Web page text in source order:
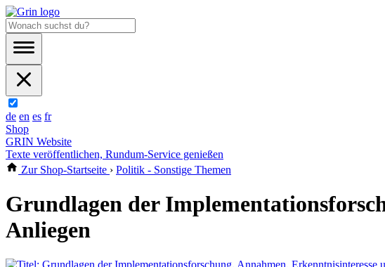
de en es fr
Shop
GRIN Website
Texte veröffentlichen, Rundum-Service genießen
Zur Shop-Startseite › Politik - Sonstige Themen
Grundlagen der
Anliegen